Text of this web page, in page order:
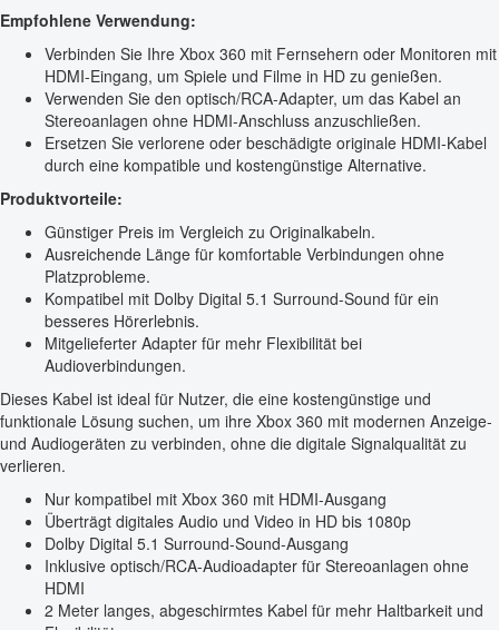
Empfohlene Verwendung:
Verbinden Sie Ihre Xbox 360 mit Fernsehern oder Monitoren mit
HDMI-Eingang, um Spiele und Filme in HD zu genießen.
Verwenden Sie den optisch/RCA-Adapter, um das Kabel an
Stereoanlagen ohne HDMI-Anschluss anzuschließen.
Ersetzen Sie verlorene oder beschädigte originale HDMI-Kabel
durch eine kompatible und kostengünstige Alternative.
Produktvorteile:
Günstiger Preis im Vergleich zu Originalkabeln.
Ausreichende Länge für komfortable Verbindungen ohne
Platzprobleme.
Kompatibel mit Dolby Digital 5.1 Surround-Sound für ein
besseres Hörerlebnis.
Mitgelieferter Adapter für mehr Flexibilität bei
Audioverbindungen.
Dieses Kabel ist ideal für Nutzer, die eine kostengünstige und
funktionale Lösung suchen, um ihre Xbox 360 mit modernen Anzeige-
und Audiogeräten zu verbinden, ohne die digitale Signalqualität zu
verlieren.
Nur kompatibel mit Xbox 360 mit HDMI-Ausgang
Überträgt digitales Audio und Video in HD bis 1080p
Dolby Digital 5.1 Surround-Sound-Ausgang
Inklusive optisch/RCA-Audioadapter für Stereoanlagen ohne
HDMI
2 Meter langes, abgeschirmtes Kabel für mehr Haltbarkeit und